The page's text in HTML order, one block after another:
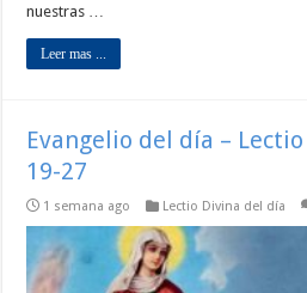
nuestras …
Leer mas ...
Evangelio del día –
19-27
1 semana ago Lectio Divina del día